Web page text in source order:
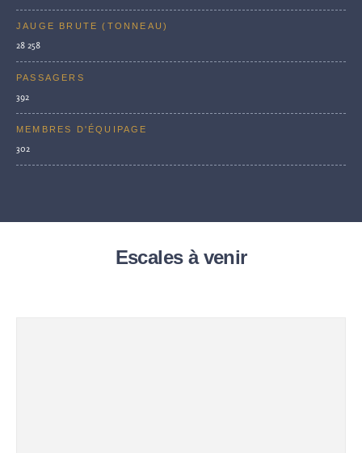
JAUGE BRUTE (TONNEAU)
28 258
PASSAGERS
392
MEMBRES D'ÉQUIPAGE
302
Escales à venir